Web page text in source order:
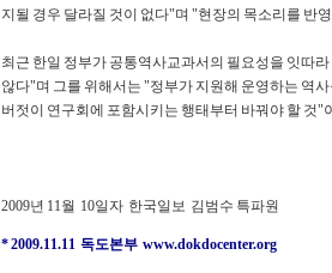
지될 경우 달라질 것이 없다"며 "현장의 목소리를 반
최근 한일 정부가 공통역사교과서의 필요성을 잇따
않다"며 그를 위해서는 "정부가 지원해 운영하는 역
버젓이 연구회에 포함시키는 행태부터 바꿔야 할 것"
2009년 11월 10일자 한국일보 김범수 특파원
* 2009.11.11 독도본부 www.dokdocenter.org